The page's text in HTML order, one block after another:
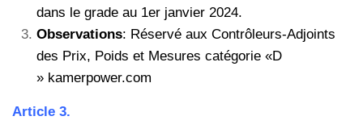
dans le grade au 1er janvier 2024.
Observations: Réservé aux Contrôleurs-Adjoints
des Prix, Poids et Mesures catégorie «D
» kamerpower.com
Article 3.